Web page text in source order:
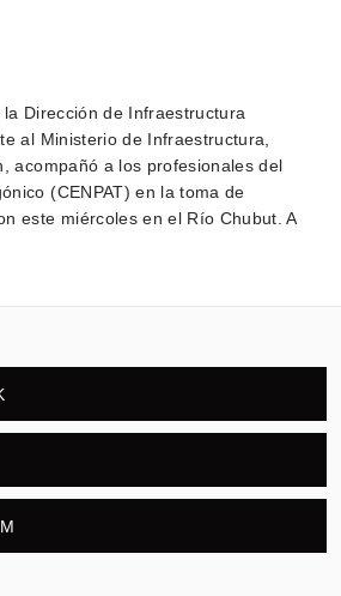
Dirección de Infraestructura
al Ministerio de Infraestructura,
acompañó a los profesionales del
(CENPAT) en la toma de
este miércoles en el Río Chubut. A